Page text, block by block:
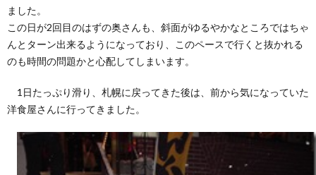
ました。
この日が2回目のはずの奥さんも、斜面がゆるやかなところではちゃ
んとターン出来るようになっており、このペースで行くと抜かれる
のも時間の問題かと心配してしまいます。
1日たっぷり滑り、札幌に戻ってきた後は、前から気になっていた
洋食屋さんに行ってきました。